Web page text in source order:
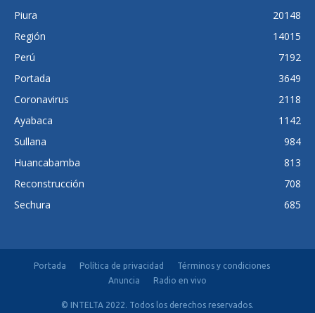
Piura
20148
Región
14015
Perú
7192
Portada
3649
Coronavirus
2118
Ayabaca
1142
Sullana
984
Huancabamba
813
Reconstrucción
708
Sechura
685
Portada Política de privacidad
Términos y condiciones
Anuncia
Radio en vivo
© INTELTA 2022. Todos los derechos reservados.